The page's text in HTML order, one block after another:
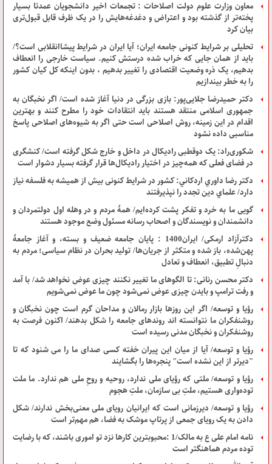
معاون وزارت علوم دولت اصلاحات : تجمعات اخیر دانشجویان عمدتا بسیار
پخته‌تر از گذشته بود و اعتراض و دغدغه‌هایش را در یک ظرف قابل قبول‌تری
بیان کرد
تحلیلی بر شرایط کنونی جامعه ایران؛ آیا ایران در شرایط پیشاانقلابی است؟/
باید از همان جایی که خراب شده درستش کنیم. سیاست خارجی را انعطاف
بدهیم، یک ذره وضعیت اقتصادی را تغییر بدهیم ، بدون اینکه کل کیان کشور
را به خطر بیندازیم
دکتر حمیدرضا جلایی‌پور: بازی بزرگی در دنیا آغاز شده است/ اگر نخبگان به
جمهوری اسلامی منتقد هستند باید انتقادات خود را مطرح کنند و بهترین
اقدام در این زمینه، روش اصلاحی است حتی اگر به شیوه‌های اصلاحی پاسخ
مناسبی داده نشود
شکوری‌راد: یک دوقطبی رادیکال در داخل و خارج شکل گرفته است/ کنشگری
در فضای فعلی که همه‌چیز در اختیار رادیکال‌ها قرار گرفته بسیار دشوار است
دکتر رضا داوري اردكاني: کشور در شرایط کنونی بیش از همیشه به فلسفه نیاز
دارد/ علماي دين تجدد را نپذيرفتند
گویی ما به خرد و تفکر پشت کرده‌ایم/ همۀ مردم و در وهله اول دولتمردان و
دانشمندان و نویسندگان و اصحاب رسانه‌ مسئول وضع موجود هستند
دکترآزاد ‌ارمکی/ ایران1400 : پایان جامعه ضعیف و بسته، و آغاز جامعۀ
پهن‌شده، باز شده و متکثر از جریان‌ها/ تولید بحران در نظام سیاسی؛ مردم به
دنبالِ تطبیق، انعطاف و تعادل
دکتر محسن رنانی: تا الگو‌های ما تغییر نکنند چیزی عوض نخواهد شد/ با آمد
و رفت ترامپ و بایدن چیزی عوض نمی‌شود چون ما عوض نمی‌شویم
رؤیا و توسعه/ اگر این روزها بازار رمالان و مداحان گرم است چون نخبگان و
روشنفکران ما نتوانسته اند روندهای جامعه را شکل بدهند/ اکنون فرصت به
روشنفکران و نخبگان مدنی رسیده است
رؤیا و توسعه/ آیا از میان این پیران خفته کسی صدای ما را می شنود که تا
"دیرتر از این نشده است" پنجره‌ها را بگشایند
رؤیا و توسعه/ ملتی که رؤیای ملی ندارد، روحیه و روحِ ملی هم ندارد. ما ملت
توده‌واری هستیم، ملتِ بی سازمان، ملتِ هجوم
رؤیا و توسعه/ دیرزمانی است که ایرانیان رویای ملی معنی‌بخش ندارند/ شکل
دادن به یک رویای جمعی از پرتاپ موشک به فضا، هم مهم‌تر است
نامه امام علی ع به مالک/1 :محبوبترین کارها نزد تو امورى باشند، که با رضایت
توده مردم هماهنگ‏تر است